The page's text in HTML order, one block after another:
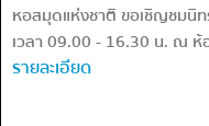
หอสมุดแห่งชาติ ขอเชิญชมนิท
เวลา 09.00 - 16.30 น. ณ
รายละเอียด